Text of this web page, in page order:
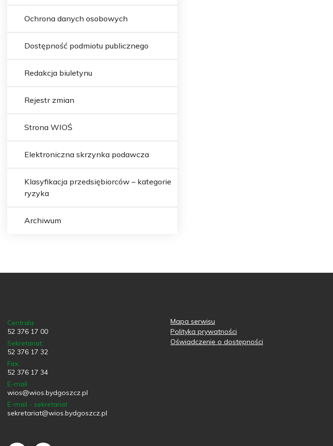
Ochrona danych osobowych
Dostępność podmiotu publicznego
Redakcja biuletynu
Rejestr zmian
Strona WIOŚ
Elektroniczna skrzynka podawcza
Klasyfikacja przedsiębiorców – kategorie
ryzyka
Archiwum
Centrala:
52 376 17 00
Sekretariat:
52 376 17 32
Fax:
52 376 17 34
E-mail
wios@wios.bydgoszcz.pl
E-mail - sekretariat
sekretariat@wios.bydgoszcz.pl
Mapa serwisu
Polityka prywatności
Oświadczenie o dostępności